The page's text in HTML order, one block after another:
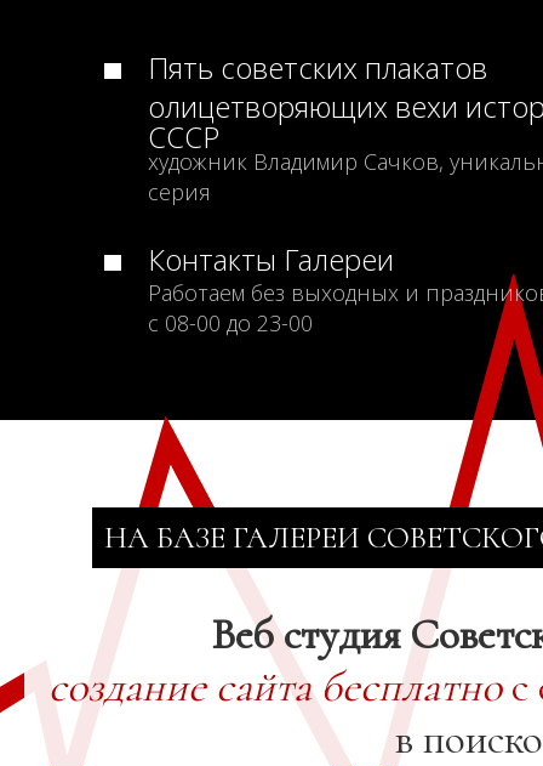
Пять советских плакатов
олицетворяющих вехи
СССР
художник Владимир Сачков,
серия
Контакты Галереи
Работаем без выходных и
с 08-00 до 23-00
НА БАЗЕ ГАЛЕРЕИ
Веб студия
создание сайта бесплатнос
в